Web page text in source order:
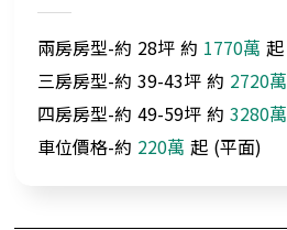
兩房房型-約 28坪 約 1770萬 起
三房房型-約 39-43坪 約 2720萬
四房房型-約 49-59坪 約 3280萬
車位價格-約 220萬 起 (平面)